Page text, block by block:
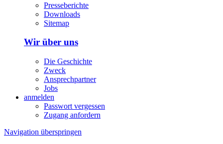
Presseberichte
Downloads
Sitemap
Wir über uns
Die Geschichte
Zweck
Ansprechpartner
Jobs
anmelden
Passwort vergessen
Zugang anfordern
Navigation überspringen